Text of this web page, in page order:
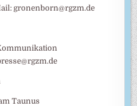
gronenborn@rgzm.de
Taunus